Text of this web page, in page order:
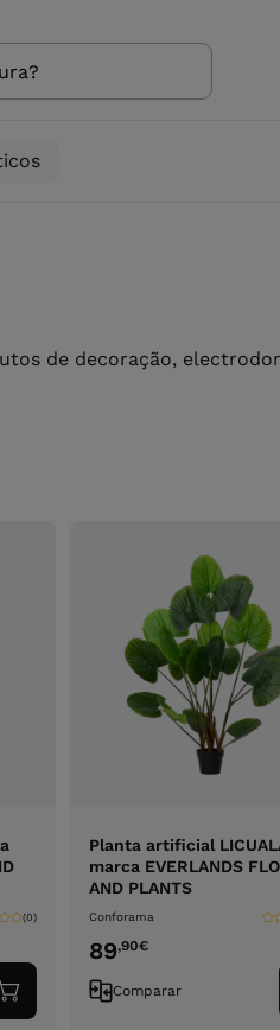
de decoração,
(0)
Adicionar
ao
Planta artificial
marca EVERLANDS
AND PLANTS
Conforama
89,90€
Comparar